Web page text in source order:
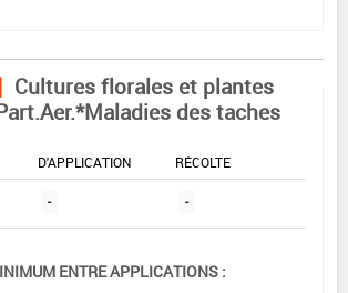
Cultures florales et plantes
des taches
D'APPLICATION
RÉCOLTE
- -
ENTRE APPLICATIONS :